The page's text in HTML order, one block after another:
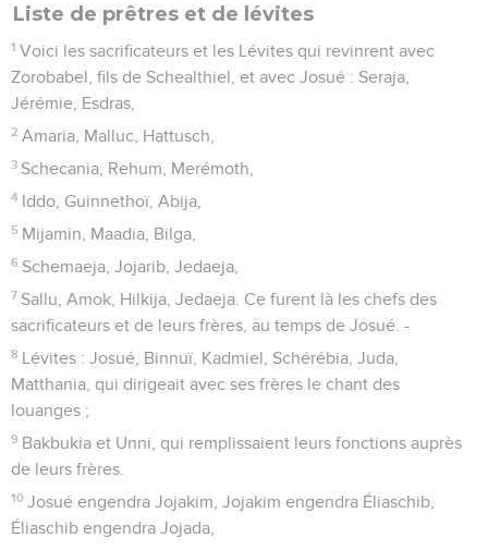
Liste de prêtres et de lévites
1 Voici les sacrificateurs et les Lévites qui revinrent avec
Zorobabel, fils de Schealthiel, et avec Josué : Seraja,
Jérémie, Esdras,
2 Amaria, Malluc, Hattusch,
3 Schecania, Rehum, Merémoth,
4 Iddo, Guinnethoï, Abija,
5 Mijamin, Maadia, Bilga,
6 Schemaeja, Jojarib, Jedaeja,
7 Sallu, Amok, Hilkija, Jedaeja. Ce furent là les chefs des
sacrificateurs et de leurs frères, au temps de Josué. -
8 Lévites : Josué, Binnuï, Kadmiel, Schérébia, Juda,
Matthania, qui dirigeait avec ses frères le chant des
louanges ;
9 Bakbukia et Unni, qui remplissaient leurs fonctions auprès
de leurs frères.
10 Josué engendra Jojakim, Jojakim engendra Éliaschib,
Éliaschib engendra Jojada,